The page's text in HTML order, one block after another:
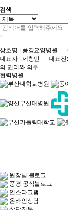
검색
상호명 | 풍경요양병원
대표자 | 제창민 대표전
의 권리와 의무
협력병원
원장님 블로그
풍경 공식블로그
인스타그램
온라인상담